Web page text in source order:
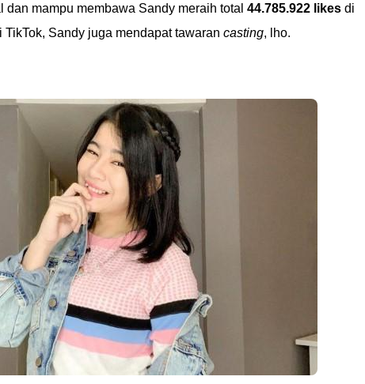
mampu membawa Sandy meraih total 44.785.922 likes di
Sandy juga mendapat tawaran casting, lho.